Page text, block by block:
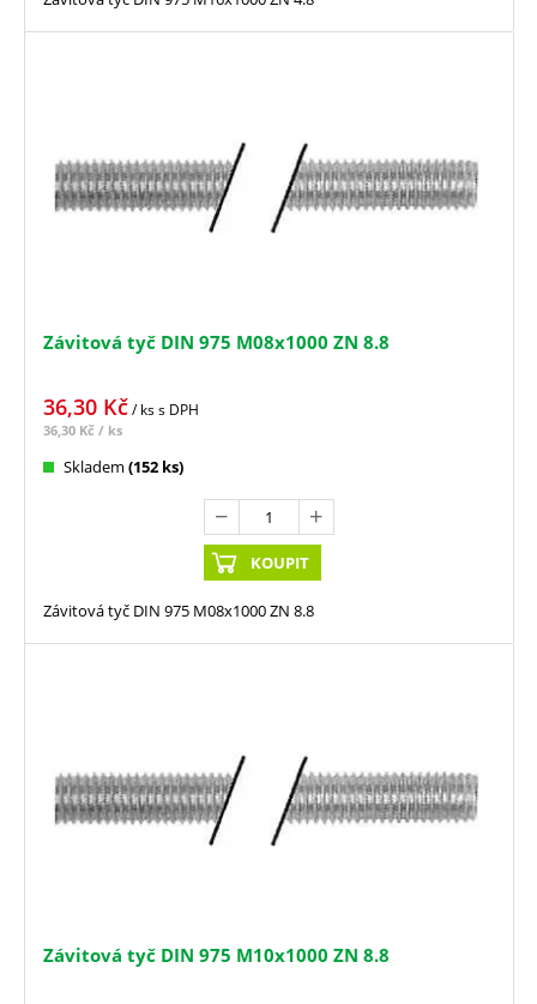
Závitová tyč DIN 975 M08x1000 ZN 8.8
36,30 Kč/ kss DPH
36,30 Kč / ks
Skladem (152 ks)
KOUPIT
Závitová tyč DIN 975 M08x1000 ZN 8.8
Závitová tyč DIN 975 M10x1000 ZN 8.8